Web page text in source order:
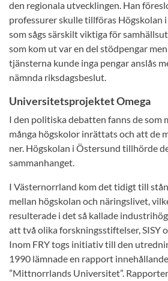
den regionala utvecklingen. Han
professurer skulle tillföras Högskolan
som sågs särskilt viktiga för
som kom ut var en del stödpengar
tjänsterna kunde inga pengar anslås
nämnda riksdagsbeslut.
Universitetsprojektet Omega
I den politiska debatten fanns de som
många högskolor inrättats och att de
ner. Högskolan i Östersund tillhörde
sammanhanget.
I Västernorrland kom det tidigt till
mellan högskolan och näringslivet,
resulterade i det så kallade
att två olika forskningsstiftelser, SISY
Inom FRY togs initiativ till den
1990 lämnade en rapport
”Mittnorrlands Universitet”.